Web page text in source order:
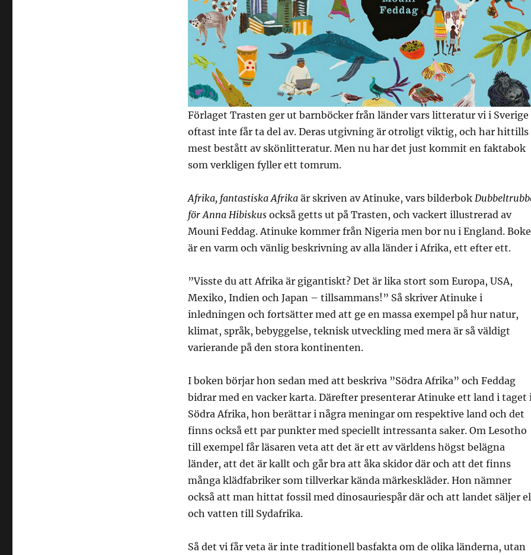
Förlaget Trasten ger ut barnböcker från länder vars litteratur vi i Sverige
oftast inte får ta del av. Deras utgivning är otroligt viktig, och har hittills
mest bestått av skönlitteratur. Men nu har det just kommit en faktabok
som verkligen fyller ett tomrum.
Afrika, fantastiska Afrikaär skriven av Atinuke, vars bilderbok
för Anna Hibiskusockså getts ut på Trasten, och vackert illustrerad av
Mouni Feddag. Atinuke kommer från Nigeria men bor nu i England.
är en varm och vänlig beskrivning av alla länder i Afrika, ett efter ett.
”Visste du att Afrika är gigantiskt? Det är lika stort som Europa, USA,
Mexiko, Indien och Japan – tillsammans!” Så skriver Atinuke i
inledningen och fortsätter med att ge en massa exempel på hur natur,
klimat, språk, bebyggelse, teknisk utveckling med mera är så väldigt
varierande på den stora kontinenten.
I boken börjar hon sedan med att beskriva ”Södra Afrika” och Feddag
bidrar med en vacker karta. Därefter presenterar Atinuke ett land i taget
Södra Afrika, hon berättar i några meningar om respektive land och det
finns också ett par punkter med speciellt intressanta saker. Om Lesotho
till exempel får läsaren veta att det är ett av världens högst belägna
länder, att det är kallt och går bra att åka skidor där och att det finns
många klädfabriker som tillverkar kända märkeskläder. Hon nämner
också att man hittat fossil med dinosauriespår där och att landet säljer el
och vatten till Sydafrika.
Så det vi får veta är inte traditionell basfakta om de olika länderna, utan